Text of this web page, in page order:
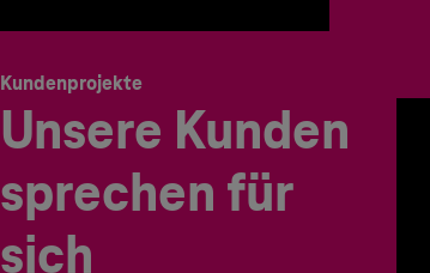
Kundenprojekte
Unsere Kunden
sprechen für
sich